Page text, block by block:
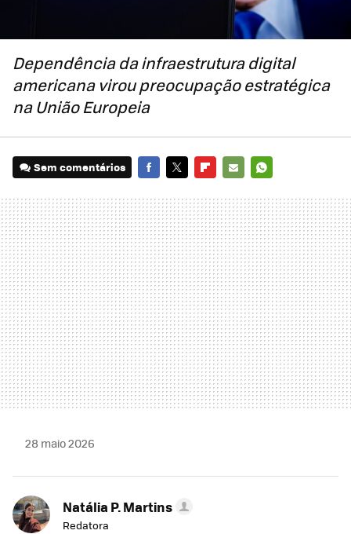
Dependência da infraestrutura digital
americana virou preocupação estratégica
na União Europeia
Sem comentários
MAIL
28 maio 2026
Natália P. Martins
Redatora